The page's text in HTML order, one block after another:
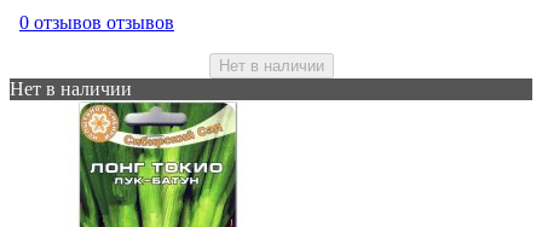
0 отзывов отзывов
Нет в наличии
Нет в наличии